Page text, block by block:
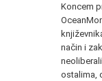
Koncem
način i
ostalima,